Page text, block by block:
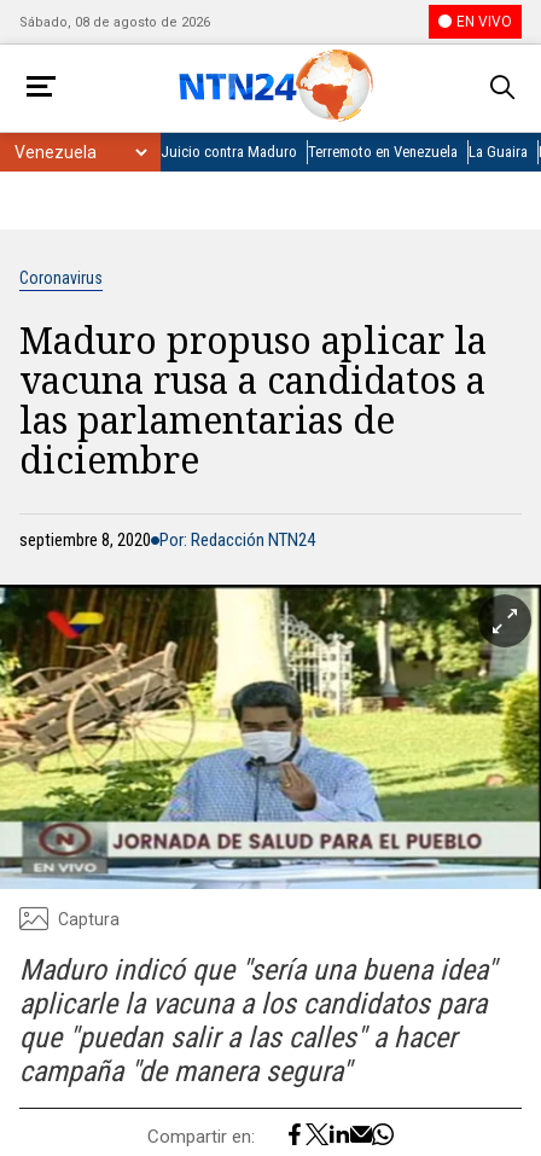
Sábado, 08 de agosto de 2026 EN VIVO
Juicio contra Maduro Terremoto en Venezuela La Guaira
Coronavirus
Maduro propuso aplicar la
vacuna rusa a candidatos a
las parlamentarias de
diciembre
septiembre 8, 2020 Por: Redacción NTN24
Captura
Maduro indicó que "sería una buena idea"
aplicarle la vacuna a los candidatos para
que "puedan salir a las calles" a hacer
campaña "de manera segura"
Compartir en: